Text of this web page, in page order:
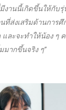
งานนี้เกิดขึ้นให้กับ
นที่ส่งเสริมด้านการ
ละจะทำให้น้อง ๆ
มากขึ้นจริง ๆ”